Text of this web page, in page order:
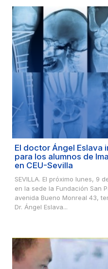
El doctor Ángel Eslava
para los alumnos de
en CEU-Sevilla
SEVILLA. El próximo lunes, 9
en la sede la Fundación San
avenida Bueno Monreal 43,
Dr. Ángel Eslava...